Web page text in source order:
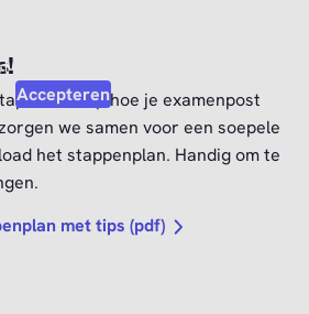
de marketing cookies.
Accepteren
voor stap hoe je examenpost
we samen voor een soepele
het stappenplan. Handig om te
met tips (pdf)